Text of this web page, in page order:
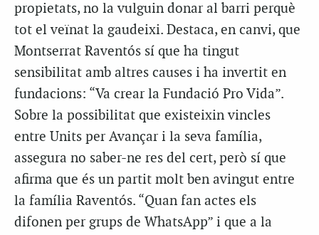
propietats, no la vulguin donar al barri perquè
tot el veïnat la gaudeixi. Destaca, en canvi, que
Montserrat Raventós sí que ha tingut
sensibilitat amb altres causes i ha invertit en
fundacions: “Va crear la Fundació Pro Vida”.
Sobre la possibilitat que existeixin vincles
entre Units per Avançar i la seva família,
assegura no saber-ne res del cert, però sí que
afirma que és un partit molt ben avingut entre
la família Raventós. “Quan fan actes els
difonen per grups de WhatsApp” i que a la